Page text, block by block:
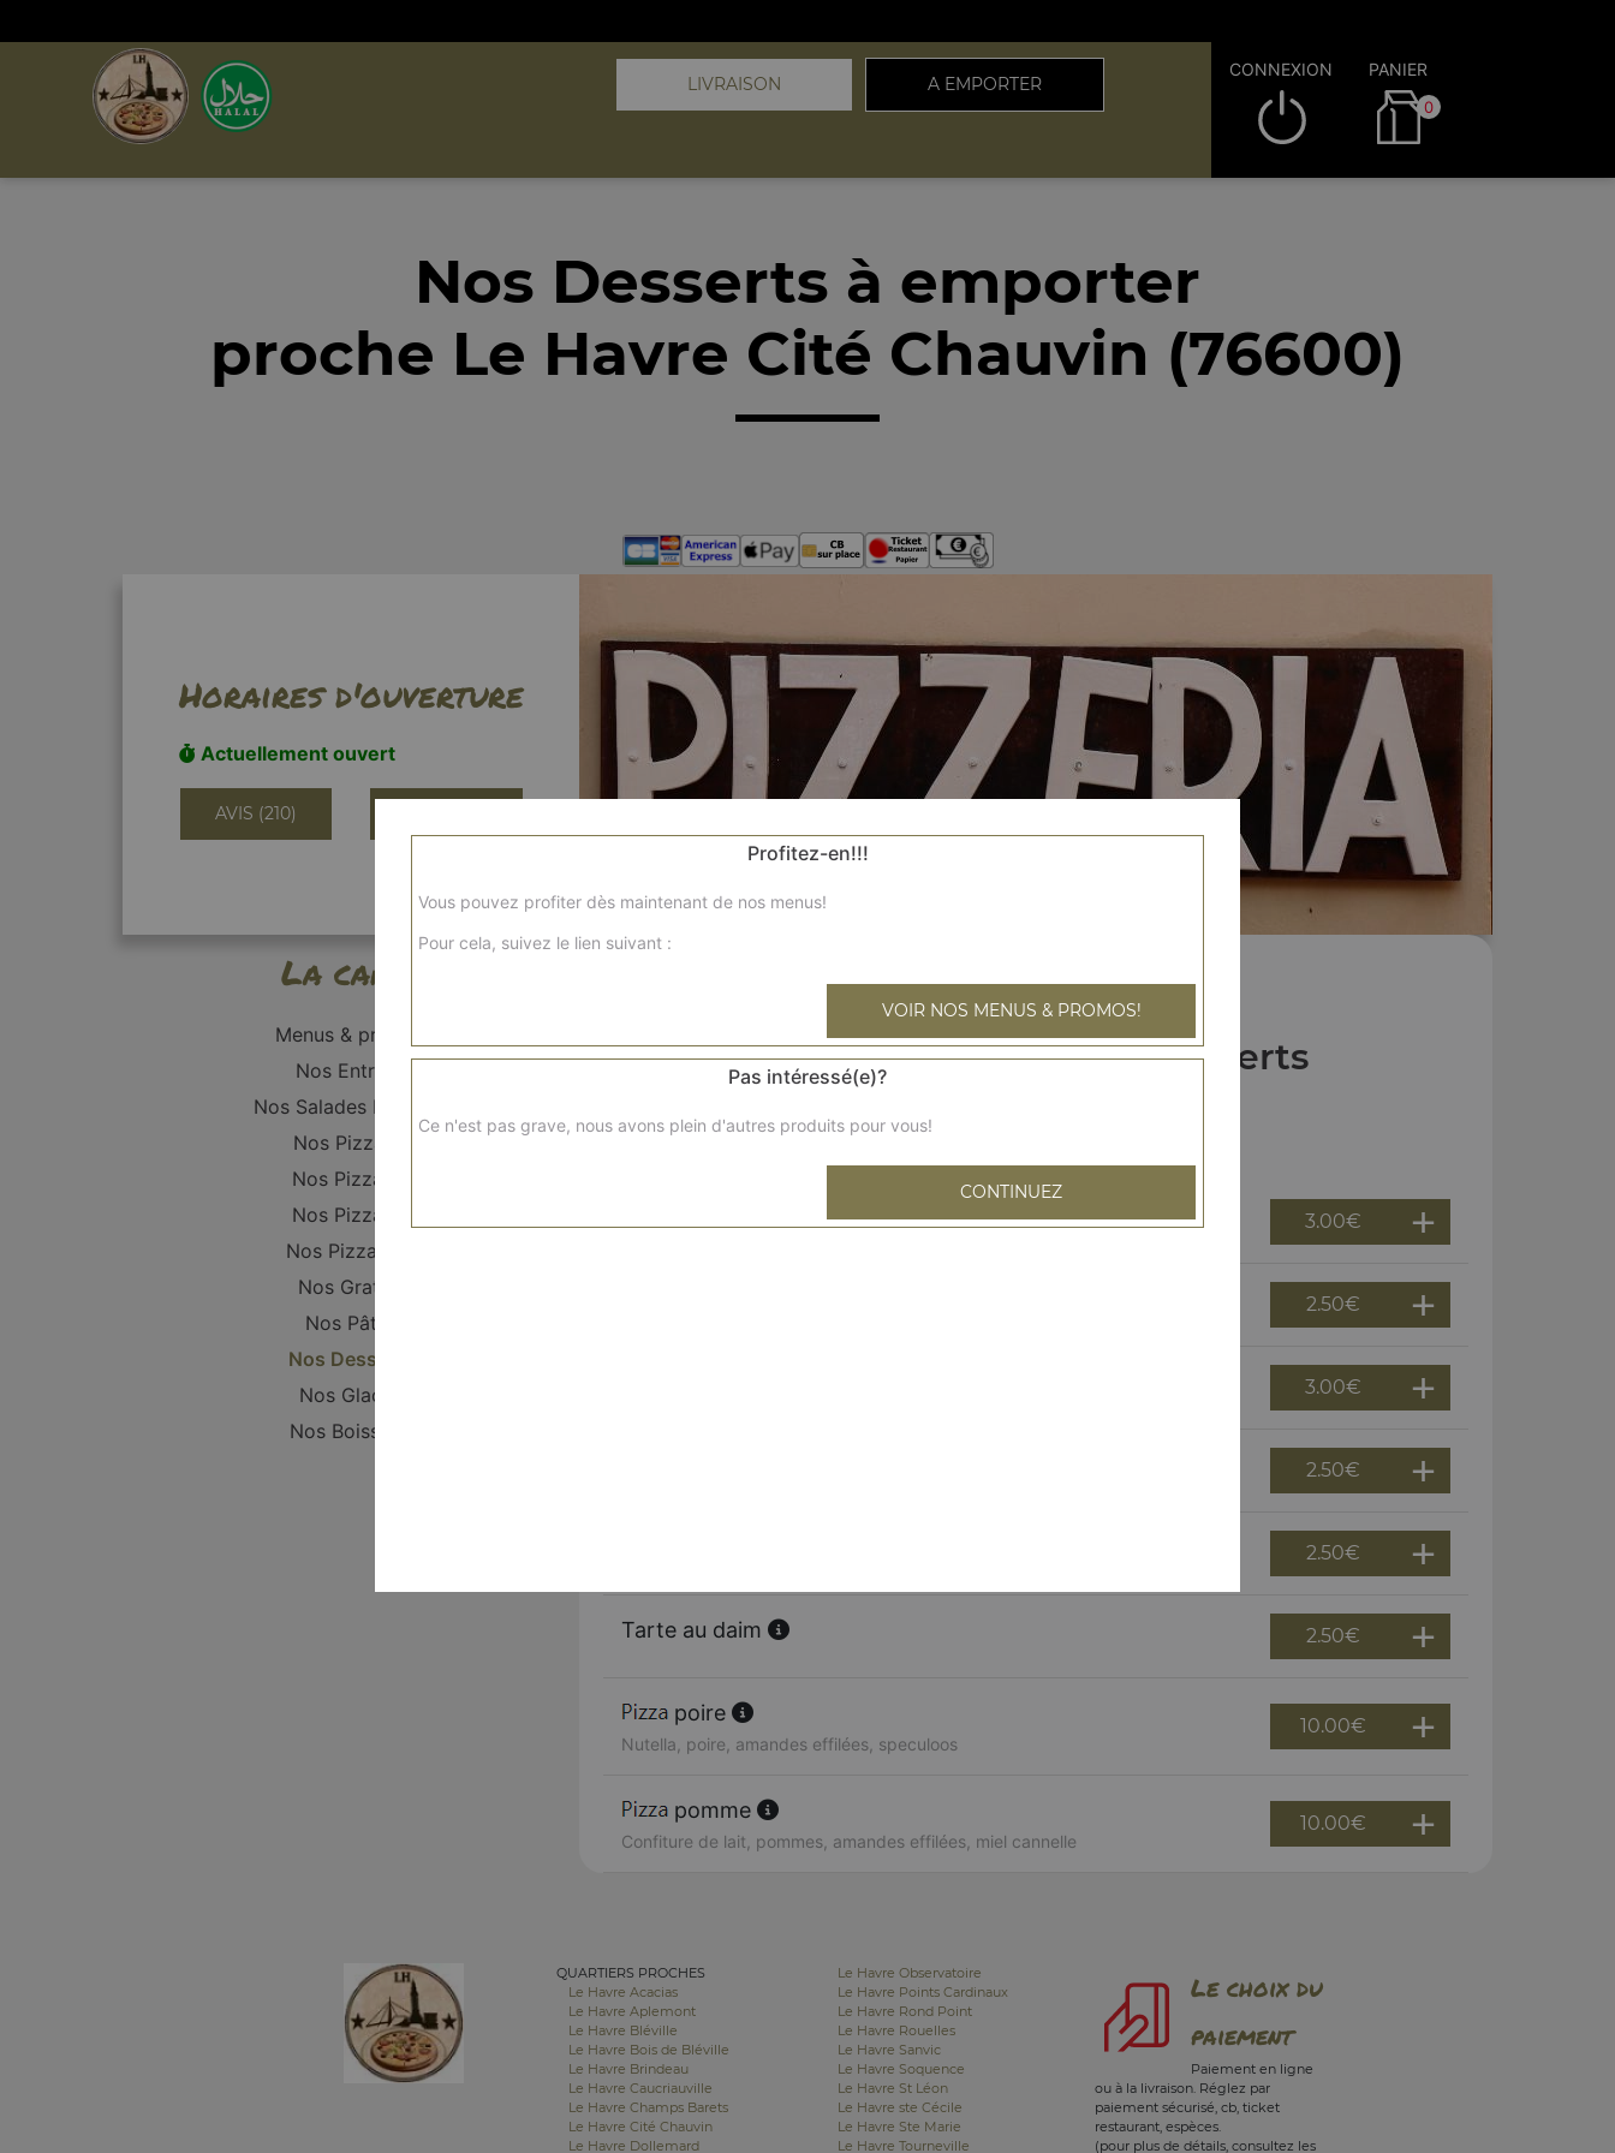
LIVRAISON A EMPORTER
CONNEXION PANIER
0
Nos Desserts à emporter
proche Le Havre Cité Chauvin (76600)
Horaires d'ouverture
Actuellement ouvert
AVIS (210)
La carte
Menus & promos
Nos Entrées
Nos Salades Fraîches
Nos Pizzanis
Nos Pizzas S
Nos Pizzas L
Nos Pizzas XL
Nos Gratins
Nos Pâtes
Nos Desserts
Nos Glaces
Nos Boissons
Nos Desserts
3.00€
2.50€
3.00€
2.50€
2.50€
Tarte au daim 2.50€
poire
Nutella, poire, amandes effilées, speculoos
10.00€
pomme
Confiture de lait, pommes, amandes effilées, miel cannelle
10.00€
QUARTIERS PROCHES
Le Havre Acacias
Le Havre Aplemont
Le Havre Bléville
Le Havre Bois de Bléville
Le Havre Brindeau
Le Havre Caucriauville
Le Havre Champs Barets
Le Havre Cité Chauvin
Le Havre Dollemard
Le Havre Observatoire
Le Havre Points Cardinaux
Le Havre Rond Point
Le Havre Rouelles
Le Havre Sanvic
Le Havre Soquence
Le Havre St Léon
Le Havre ste Cécile
Le Havre Ste Marie
Le Havre Tourneville
Le choix du
paiement
Paiement en ligne
ou à la livraison. Réglez par
paiement sécurisé, cb, ticket
restaurant, espèces.
(pour plus de détails, consultez les
Profitez-en!!!
Vous pouvez profiter dès maintenant de nos menus!
Pour cela, suivez le lien suivant :
VOIR NOS MENUS & PROMOS!
Pas intéressé(e)?
Ce n'est pas grave, nous avons plein d'autres produits pour vous!
CONTINUEZ